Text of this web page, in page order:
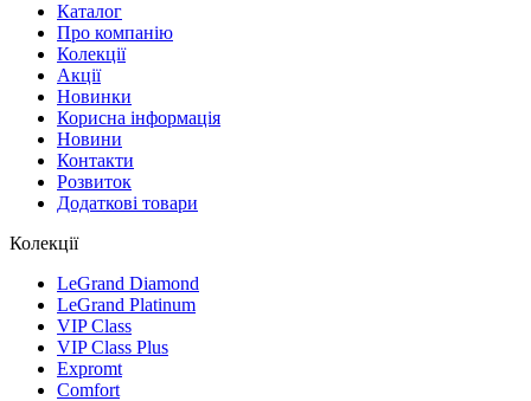
Каталог
Про компанію
Колекції
Акції
Новинки
Корисна інформація
Новини
Контакти
Розвиток
Додаткові товари
Колекції
LeGrand Diamond
LeGrand Platinum
VIP Class
VIP Class Plus
Expromt
Comfort